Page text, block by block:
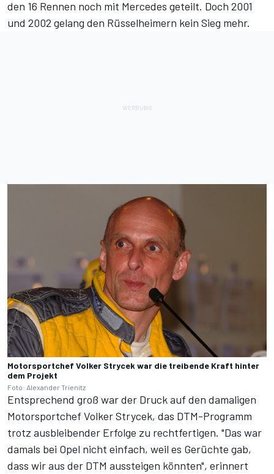
den 16 Rennen noch mit Mercedes geteilt. Doch 2001
und 2002 gelang den Rüsselheimern kein Sieg mehr.
Motorsportchef Volker Strycek war die treibende Kraft hinter
dem Projekt
Foto: Alexander Trienitz
Entsprechend groß war der Druck auf den damaligen
Motorsportchef Volker Strycek, das DTM-Programm
trotz ausbleibender Erfolge zu rechtfertigen. "Das war
damals bei Opel nicht einfach, weil es Gerüchte gab,
dass wir aus der DTM aussteigen könnten", erinnert